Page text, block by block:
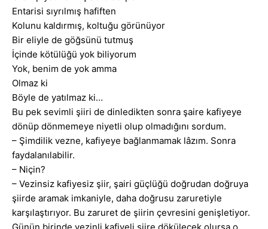
Entarisi sıyrılmış hafiften
Kolunu kaldırmış, koltuğu görünüyor
Bir eliyle de göğsünü tutmuş
İçinde kötülüğü yok biliyorum
Yok, benim de yok amma
Olmaz ki
Böyle de yatılmaz ki…
Bu pek sevimli şiiri de dinledikten sonra şaire kafiyeye
dönüp dönmemeye niyetli olup olmadığını sordum.
– Şimdilik vezne, kafiyeye bağlanmamak lâzım. Sonra
faydalanılabilir.
– Niçin?
– Vezinsiz kafiyesiz şiir, şairi güçlüğü doğrudan doğruya
şiirde aramak imkaniyle, daha doğrusu zaruretiyle
karşılaştırıyor. Bu zaruret de şiirin çevresini genişletiyor.